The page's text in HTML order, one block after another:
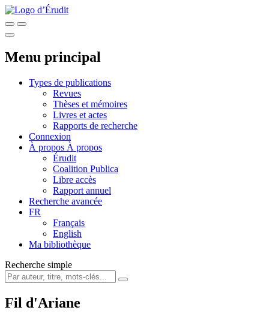
Menu principal
Types de publications
Revues
Thèses et mémoires
Livres et actes
Rapports de recherche
Connexion
À propos À propos
Érudit
Coalition Publica
Libre accès
Rapport annuel
Recherche avancée
FR
Français
English
Ma bibliothèque
Recherche simple
Fil d'Ariane